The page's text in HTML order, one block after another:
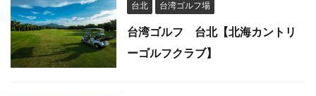
台北 台湾ゴルフ場
台湾ゴルフ 台北【北海カントリ
ーゴルフクラブ】